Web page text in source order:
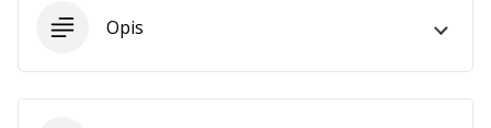
Opis